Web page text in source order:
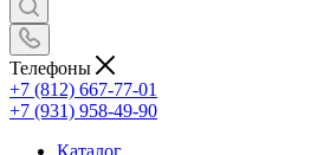
Телефоны
+7 (812) 667-77-01
+7 (931) 958-49-90
Каталог